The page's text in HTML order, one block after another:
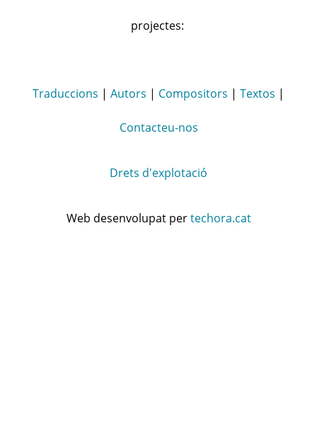
projectes:
Traduccions | Autors | Compositors | Textos |
Contacteu-nos
Drets d'explotació
Web desenvolupat pertechora.cat